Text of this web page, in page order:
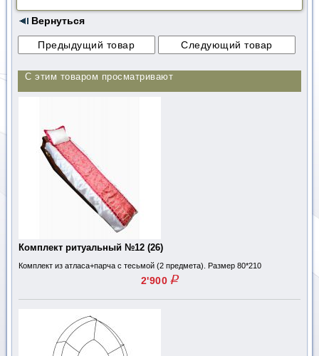
Вернуться
С этим товаром просматривают
Комплект ритуальный №12 (26)
Комплект из атласа+парча с тесьмой (2 предмета). Размер 80*210
2'900 q